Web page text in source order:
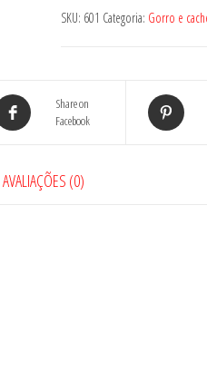
SKU: 601 Categoria: Gorro e
Share on
Facebook
AVALIAÇÕES (0)